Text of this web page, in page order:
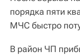
порядка пяти
МЧС быстро
В район ЧП